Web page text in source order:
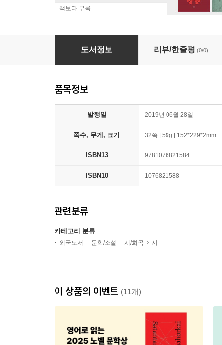
책보다 부록
Les Po?mes Pour Angela Gheorghiu
도서정보 리뷰/한줄평 (0/0)
품목정보
발행일 2019년 06월 28일
쪽수, 무게, 크기 32쪽 | 59g | 152*229*2mm
ISBN13 9781076821584
ISBN10 1076821588
관련분류
카테고리 분류
외국도서 문학/소설 시/희곡 시
이 상품의 이벤트 (11개)